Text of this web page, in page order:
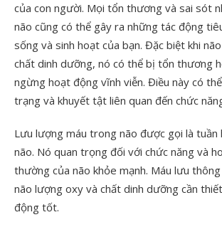
của con người. Mọi tổn thương và sai sót
não cũng có thể gây ra những tác động
sống và sinh hoạt của bạn. Đặc biệt khi
chất dinh dưỡng, nó có thể bị tổn thương
ngừng hoạt động vĩnh viễn. Điều này có
trạng và khuyết tật liên quan đến chức
Lưu lượng máu trong não được gọi là tuần
não. Nó quan trọng đối với chức năng và
thường của não khỏe mạnh. Máu lưu
não lượng oxy và chất dinh dưỡng cần
động tốt.